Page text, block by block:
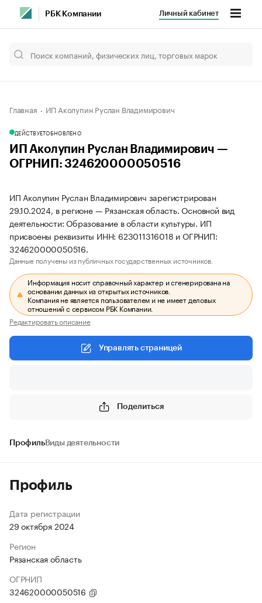
РБК Компании Личный кабинет
Главная ИП Аколупин Руслан Владимирович
ДЕЙСТВУЕТОБНОВЛЕНО
ИП Аколупин Руслан Владимирович —
ОГРНИП: 324620000050516
ИП Аколупин Руслан Владимирович зарегистрирован
29.10.2024, в регионе — Рязанская область. Основной вид
деятельности: Образование в области культуры. ИП
присвоены реквизиты ИНН: 623011316018 и ОГРНИП:
324620000050516.
Данные получены из публичных государственных источников.
Информация носит справочный характер и сгенерирована на
основании данных из открытых источников.
Компания не является пользователем и не имеет деловых
отношений с сервисом РБК Компании.
Редактировать описание
Управлять страницей
Поделиться
ПрофильВиды деятельности
Профиль
Дата регистрации
29 октября 2024
Регион
Рязанская область
ОГРНИП
324620000050516